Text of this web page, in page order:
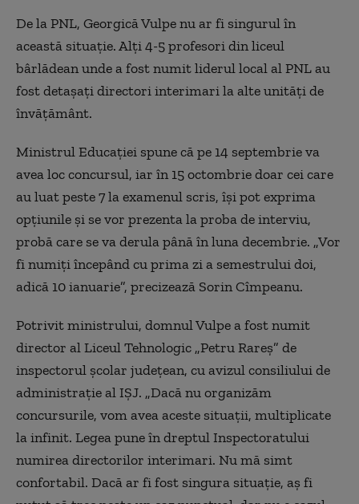
De la PNL, Georgică Vulpe nu ar fi singurul în
această situație. Alți 4-5 profesori din liceul
bârlădean unde a fost numit liderul local al PNL au
fost detașați directori interimari la alte unități de
învățământ.
Ministrul Educației spune că pe 14 septembrie va
avea loc concursul, iar în 15 octombrie doar cei care
au luat peste 7 la examenul scris, își pot exprima
opțiunile și se vor prezenta la proba de interviu,
probă care se va derula până în luna decembrie. „Vor
fi numiți începând cu prima zi a semestrului doi,
adică 10 ianuarie”, precizează Sorin Cîmpeanu.
Potrivit ministrului, domnul Vulpe a fost numit
director al Liceul Tehnologic „Petru Rareș” de
inspectorul școlar județean, cu avizul consiliului de
administrație al IȘJ. „Dacă nu organizăm
concursurile, vom avea aceste situații, multiplicate
la infinit. Legea pune în dreptul Inspectoratului
numirea directorilor interimari. Nu mă simt
confortabil. Dacă ar fi fost singura situație, aș fi